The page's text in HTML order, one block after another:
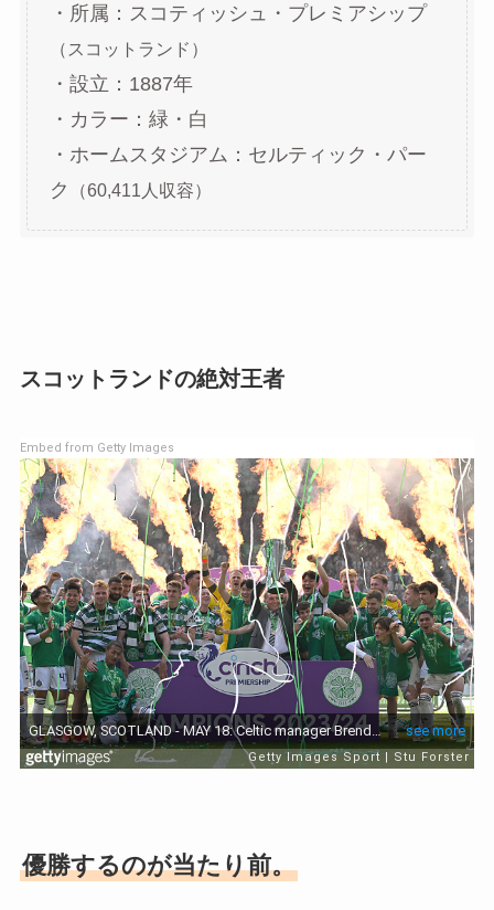
・所属：スコティッシュ・プレミアシップ
（スコットランド）
・設立：1887年
・カラー：緑・白
・ホームスタジアム：セルティック・パー
ク
（60,411人収容）
スコットランドの絶対王者
Embed from Getty Images
優勝するのが当たり前。